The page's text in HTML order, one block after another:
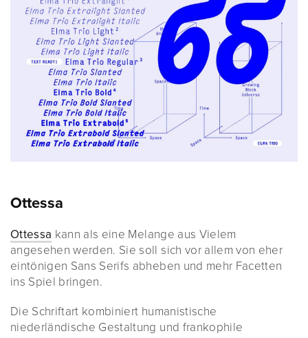
Ottessa
Ottessa kann als eine Melange aus Vielem
angesehen werden. Sie soll sich vor allem von eher
eintönigen Sans Serifs abheben und mehr Facetten
ins Spiel bringen.
Die Schriftart kombiniert humanistische
niederländische Gestaltung und frankophile